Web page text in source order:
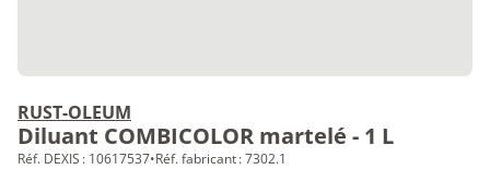
RUST-OLEUM
Diluant COMBICOLOR martelé - 1 L
Réf. DEXIS : 10617537•Réf. fabricant : 7302.1